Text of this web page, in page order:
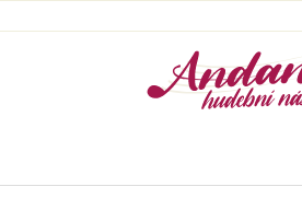
na